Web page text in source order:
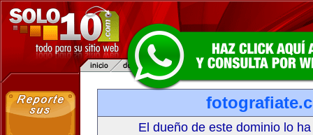
El dueño de este dominio lo